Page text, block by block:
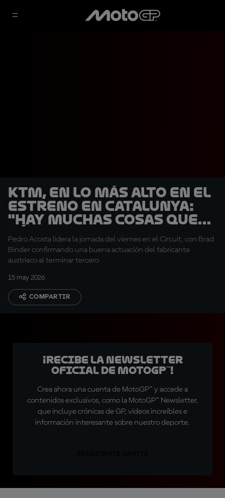
KTM, en lo más alto en el
estreno en Catalunya:
"Hay muchas cosas que
aún necesitan mejorar"
Pedro Acosta lidera la jornada del viernes en el Circuit, con Brad
Binder confirmando una buena actuación del fabricante
austríaco al terminar tercero
15 may 2026
COMPARTIR
¡Recibe la Newsletter
oficial de MotoGP™!
Crea ahora una cuenta de MotoGP™ y accede a
contenidos exclusivos, como la MotoGP™ Newsletter,
que incluye crónicas de GP, vídeos increíbles e
información interesante sobre nuestro deporte.